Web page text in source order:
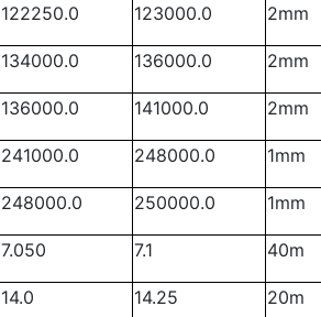
122250.0 123000.0 2mm
134000.0 136000.0 2mm
136000.0 141000.0 2mm
241000.0 248000.0 1mm
248000.0 250000.0 1mm
7.050 7.1 40m
14.0 14.25 20m